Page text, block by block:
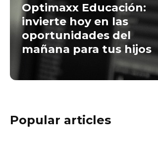
Optimaxx Educación:
invierte hoy en las
oportunidades del
mañana para tus hijos
Popular articles